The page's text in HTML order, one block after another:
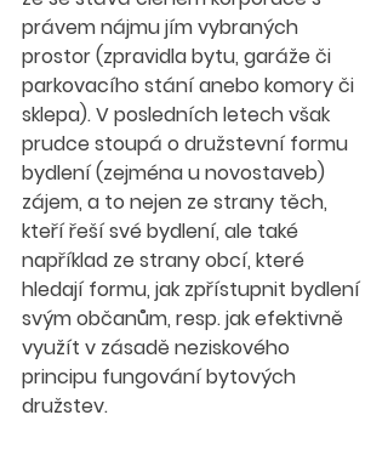
právem nájmu jím vybraných
prostor (zpravidla bytu, garáže či
parkovacího stání anebo komory či
sklepa). V posledních letech však
prudce stoupá o družstevní formu
bydlení (zejména u novostaveb)
zájem, a to nejen ze strany těch,
kteří řeší své bydlení, ale také
například ze strany obcí, které
hledají formu, jak zpřístupnit bydlení
svým občanům, resp. jak efektivně
využít v zásadě neziskového
principu fungování bytových
družstev.